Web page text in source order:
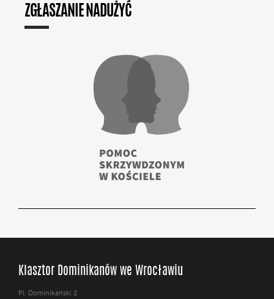
ZGŁASZANIE NADUŻYĆ
Klasztor Dominikanów we Wrocławiu
Pl. Dominikański 2